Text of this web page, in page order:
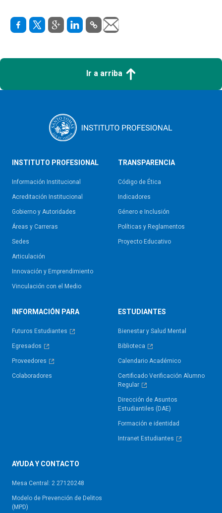
Ir a arriba
INSTITUTO PROFESIONAL
Información Institucional
Acreditación Institucional
Gobierno y Autoridades​
Áreas y Carreras
Sedes
Articulación
Innovación y Emprendimiento
Vinculación con el Medio
TRANSPARENCIA
Código de Ética
Indicadores
Género e Inclusión
Políticas y Reglamentos​
Proyecto Educativo
INFORMACIÓN PARA
Futuros Estudiantes
Egresados
Proveedores
Colaboradores
ESTUDIANTES
Bienestar y Salud Mental
Biblioteca
Calendario Académico
Certificado Verificación Alumno
Regular
Dirección de Asuntos
Estudiantiles (DAE)
Formación e identidad
Intranet Estudiantes
AYUDA Y CONTACTO
Mesa Central: 2 27120248
Modelo de Prevención de Delitos
(MPD)